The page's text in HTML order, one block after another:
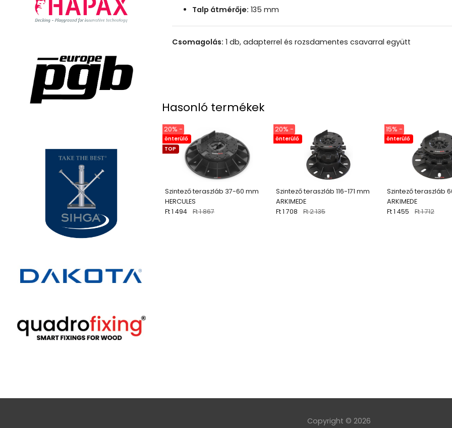
Talp átmérője: 135 mm
Csomagolás: 1 db, adapterrel és rozsdamentes csavarral együtt
Hasonló termékek
Szintező teraszláb 37-60 mm
HERCULES
önterülő
TOP
20% -
Ft 1 494 Ft 1 867
Szintező teraszláb 116-171 mm
ARKIMEDE
önterülő
20% -
Ft 1 708 Ft 2 135
Szintező teraszláb
ARKIMEDE
önterülő
15% -
Ft 1 455 Ft 1 712
Copyright © 2026